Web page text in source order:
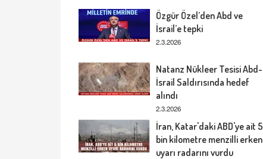
Özgür Özel’den Abd ve
İsrail’e tepki
2.3.2026
Natanz Nükleer Tesisi Abd-
İsrail Saldırısında hedef
alındı
2.3.2026
İran, Katar'daki ABD'ye ait 5
bin kilometre menzilli erken
uyarı radarını vurdu